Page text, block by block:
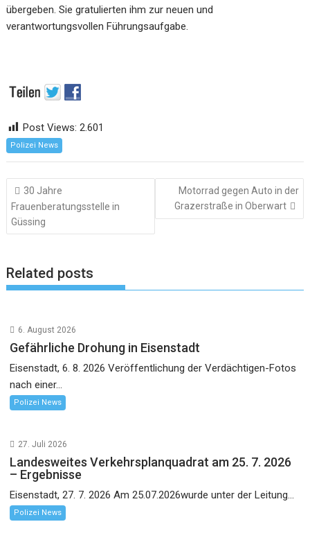
übergeben. Sie gratulierten ihm zur neuen und
verantwortungsvollen Führungsaufgabe.
Post Views: 2.601
Polizei News
Beitragsnavigation
30 Jahre
Frauenberatungsstelle in
Güssing
Motorrad gegen Auto in der
Grazerstraße in Oberwart
Related posts
6. August 2026
Gefährliche Drohung in Eisenstadt
Eisenstadt, 6. 8. 2026 Veröffentlichung der Verdächtigen-Fotos
nach einer...
Polizei News
27. Juli 2026
Landesweites Verkehrsplanquadrat am 25. 7. 2026
– Ergebnisse
Eisenstadt, 27. 7. 2026 Am 25.07.2026wurde unter der Leitung...
Polizei News